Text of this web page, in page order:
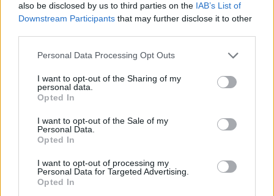
also be disclosed by us to third parties on the IAB’s List of
Downstream Participants that may further disclose it to other
Please note that this website/app uses one or more Google
not limited to your visit or usage behaviour. You may click to
grant or deny consent to Google and its third-party tags to
use your data for below specified purposes in below Google
consent section.
Personal Data Processing Opt Outs
I want to opt-out of the Sharing of my
personal data.
Opted In
I want to opt-out of the Sale of my
Personal Data.
Opted In
I want to opt-out of processing my
Personal Data for Targeted Advertising.
Opted In
NÉPSZERŰ
Hitelfordulat 2026: elzárja a pénzcsapot az